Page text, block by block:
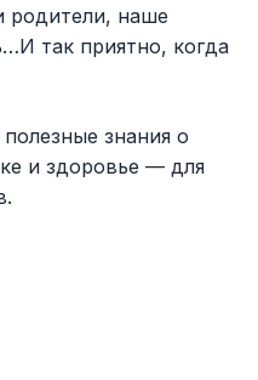
родители, наше
так приятно, когда
полезные знания о
и здоровье — для